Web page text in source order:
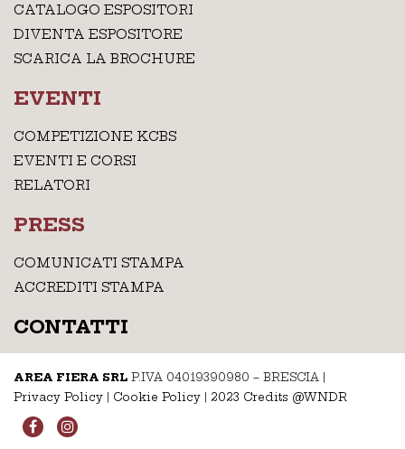
CATALOGO ESPOSITORI
DIVENTA ESPOSITORE
SCARICA LA BROCHURE
EVENTI
COMPETIZIONE KCBS
EVENTI E CORSI
RELATORI
PRESS
COMUNICATI STAMPA
ACCREDITI STAMPA
CONTATTI
AREA FIERA SRL P.IVA 04019390980 – BRESCIA |
Privacy Policy | Cookie Policy | 2023 Credits @WNDR